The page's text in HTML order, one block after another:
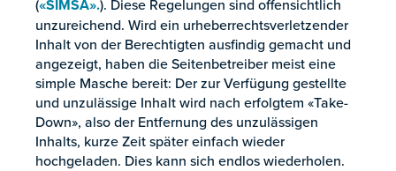
(«SIMSA».). Diese Regelungen sind offensichtlich
unzureichend. Wird ein urheberrechtsverletzender
Inhalt von der Berechtigten ausfindig gemacht und
angezeigt, haben die Seitenbetreiber meist eine
simple Masche bereit: Der zur Verfügung gestellte
und unzulässige Inhalt wird nach erfolgtem «Take-
Down», also der Entfernung des unzulässigen
Inhalts, kurze Zeit später einfach wieder
hochgeladen. Dies kann sich endlos wiederholen.